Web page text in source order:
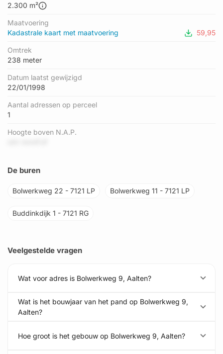
2.300 m²
Maatvoering
Kadastrale kaart met maatvoering
59,95
Omtrek
238 meter
Datum laatst gewijzigd
22/01/1998
Aantal adressen op perceel
1
Hoogte boven N.A.P.
De buren
Bolwerkweg 22 - 7121 LP Bolwerkweg 11 - 7121 LP
Buddinkdijk 1 - 7121 RG
Veelgestelde vragen
Wat voor adres is Bolwerkweg 9, Aalten?
Wat is het bouwjaar van het pand op Bolwerkweg 9,
Aalten?
Hoe groot is het gebouw op Bolwerkweg 9, Aalten?